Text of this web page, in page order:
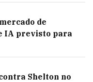
de
IA previsto para
Shelton no